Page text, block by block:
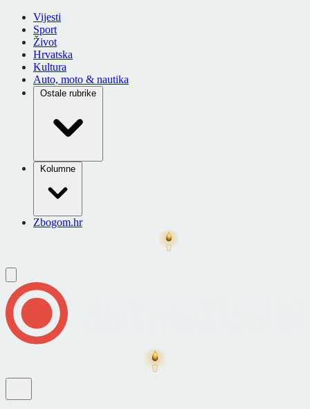
Vijesti
Sport
Život
Hrvatska
Kultura
Auto, moto & nautika
Ostale rubrike
Kolumne
Zbogom.hr